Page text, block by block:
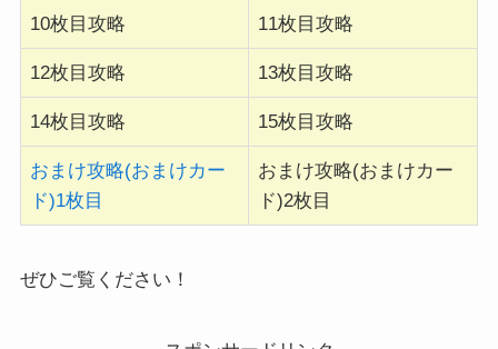
10枚目攻略 11枚目攻略
12枚目攻略 13枚目攻略
14枚目攻略 15枚目攻略
おまけ攻略(おまけカー
ド)1枚目
おまけ攻略(おまけカー
ド)2枚目
ぜひご覧ください！